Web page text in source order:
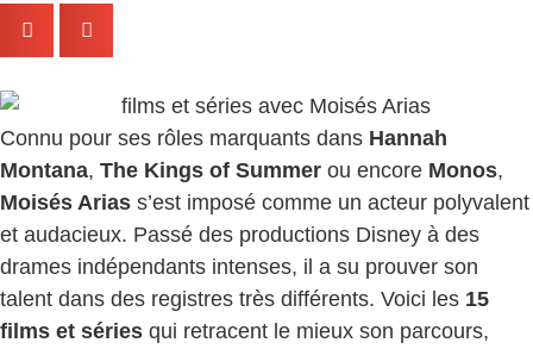
Connu pour ses rôles marquants dans Hannah
Montana, The Kings of Summer ou encore Monos,
Moisés Arias s’est imposé comme un acteur polyvalent
et audacieux. Passé des productions Disney à des
drames indépendants intenses, il a su prouver son
talent dans des registres très différents. Voici les 15
films et séries qui retracent le mieux son parcours,